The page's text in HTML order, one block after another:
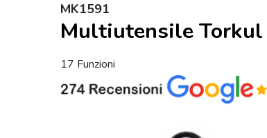
MK1591
Multiutensile Torkul
17 Funzioni